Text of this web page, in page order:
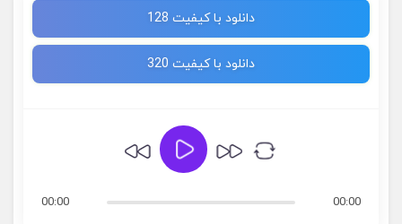
دانلود با کیفیت 128
دانلود با کیفیت 320
00:00
00:00